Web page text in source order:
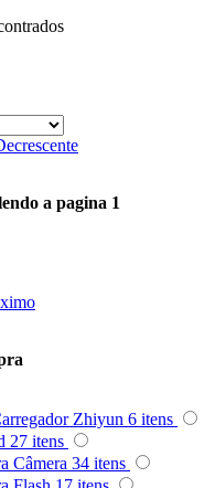
a pagina 1
Zhiyun 6 itens
27 itens
Câmera 34 itens